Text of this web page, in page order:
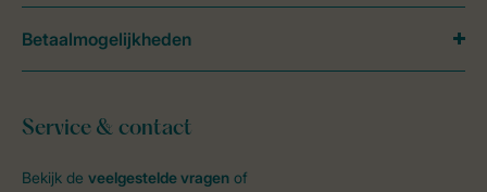
Service & contact
Bekijk de veelgestelde vragen of
Betaalmogelijkheden